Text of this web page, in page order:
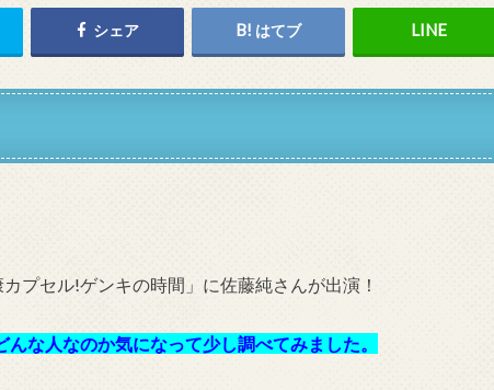
シェア はてブ
プセル!ゲンキの時間」に佐藤純さんが出演！
んな人なのか気になって少し調べてみました。